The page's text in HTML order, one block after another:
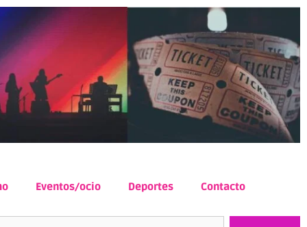
Eventos/ocio Deportes Contacto